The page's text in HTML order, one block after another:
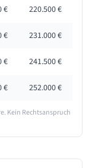
€ 220.500 €
€ 231.000 €
€ 241.500 €
€ 252.000 €
. Kein Rechtsanspruch